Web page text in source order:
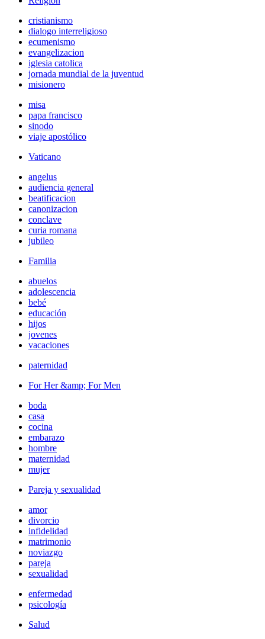
cristianismo
dialogo interreligioso
ecumenismo
evangelizacion
iglesia catolica
jornada mundial de la juventud
misionero
misa
papa francisco
sinodo
viaje apostólico
Vaticano
angelus
audiencia general
beatificacion
canonizacion
conclave
curia romana
jubileo
Familia
abuelos
adolescencia
bebé
educación
hijos
jovenes
vacaciones
paternidad
For Her &amp; For Men
boda
casa
cocina
embarazo
hombre
maternidad
mujer
Pareja y sexualidad
amor
divorcio
infidelidad
matrimonio
noviazgo
pareja
sexualidad
enfermedad
psicología
Salud